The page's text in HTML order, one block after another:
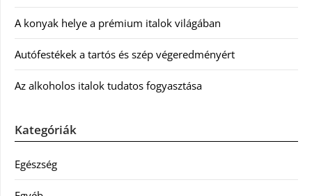
A konyak helye a prémium italok világában
Autófestékek a tartós és szép végeredményért
Az alkoholos italok tudatos fogyasztása
Kategóriák
Egészség